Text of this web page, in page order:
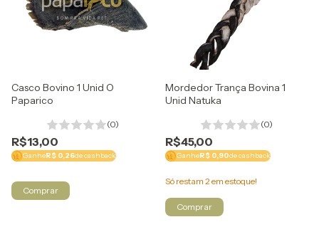
Casco Bovino 1 Unid O
Paparico
(0)
R$13,00
GanheR$ 0,26de cashback
Mordedor Trança Bovina 1
Unid Natuka
(0)
R$45,00
GanheR$ 0,90de cashback
Só restam 2em estoque!
Comprar